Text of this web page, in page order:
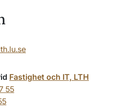
Fastighet och IT, LTH
55